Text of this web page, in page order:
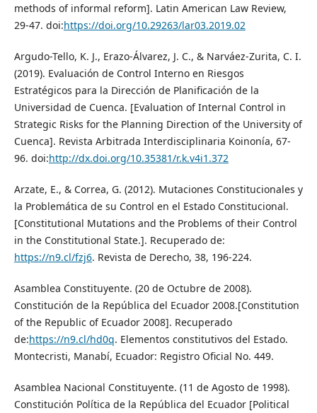
methods of informal reform]. Latin American Law Review,
29-47. doi:https://doi.org/10.29263/lar03.2019.02
Argudo-Tello, K. J., Erazo-Álvarez, J. C., & Narváez-Zurita, C. I.
(2019). Evaluación de Control Interno en Riesgos
Estratégicos para la Dirección de Planificación de la
Universidad de Cuenca. [Evaluation of Internal Control in
Strategic Risks for the Planning Direction of the University of
Cuenca]. Revista Arbitrada Interdisciplinaria Koinonía, 67-
96. doi:http://dx.doi.org/10.35381/r.k.v4i1.372
Arzate, E., & Correa, G. (2012). Mutaciones Constitucionales y
la Problemática de su Control en el Estado Constitucional.
[Constitutional Mutations and the Problems of their Control
in the Constitutional State.]. Recuperado de:
https://n9.cl/fzj6. Revista de Derecho, 38, 196-224.
Asamblea Constituyente. (20 de Octubre de 2008).
Constitución de la República del Ecuador 2008.[Constitution
of the Republic of Ecuador 2008]. Recuperado
de:https://n9.cl/hd0q. Elementos constitutivos del Estado.
Montecristi, Manabí, Ecuador: Registro Oficial No. 449.
Asamblea Nacional Constituyente. (11 de Agosto de 1998).
Constitución Política de la República del Ecuador [Political